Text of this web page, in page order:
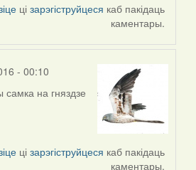
цізарэгіструйцеся каб пакідаць
каментары.
- 00:10
на гняздзе
цізарэгіструйцеся каб пакідаць
каментары.